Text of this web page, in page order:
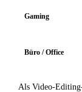
Gaming
Büro / Office
Als Video-